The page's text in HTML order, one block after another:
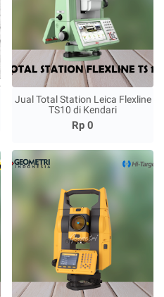
Jual Total Station Leica Flexline
TS10 di Kendari
Rp 0